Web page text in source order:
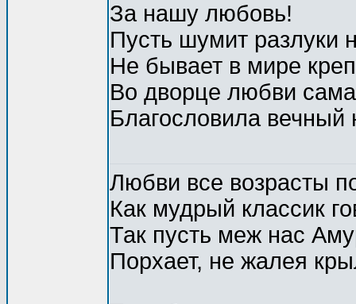
За нашу любовь!
Пусть шумит разлуки
Не бывает в мире
Во дворце любви
Благословила
Любви все возрасты
Как мудрый классик
Так пусть меж нас
Порхает, не жалея